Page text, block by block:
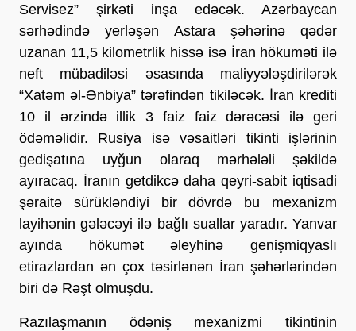
Servisez” şirkəti inşa edəcək. Azərbaycan
sərhədində yerləşən Astara şəhərinə qədər
uzanan 11,5 kilometrlik hissə isə İran hökuməti ilə
neft mübadiləsi əsasında maliyyələşdirilərək
“Xatəm əl-Ənbiya” tərəfindən tikiləcək. İran krediti
10 il ərzində illik 3 faiz faiz dərəcəsi ilə geri
ödəməlidir. Rusiya isə vəsaitləri tikinti işlərinin
gedişatına uyğun olaraq mərhələli şəkildə
ayıracaq. İranın getdikcə daha qeyri-sabit iqtisadi
şəraitə sürükləndiyi bir dövrdə bu mexanizm
layihənin gələcəyi ilə bağlı suallar yaradır. Yanvar
ayında hökumət əleyhinə genişmiqyaslı
etirazlardan ən çox təsirlənən İran şəhərlərindən
biri də Rəşt olmuşdu.
Razılaşmanın ödəniş mexanizmi tikintinin